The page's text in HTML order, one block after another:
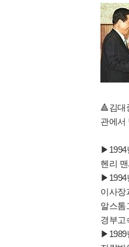
🔺️김대
관에서
▶1994
헨리
▶1994
이사장
알스톰
경부고
▶1989